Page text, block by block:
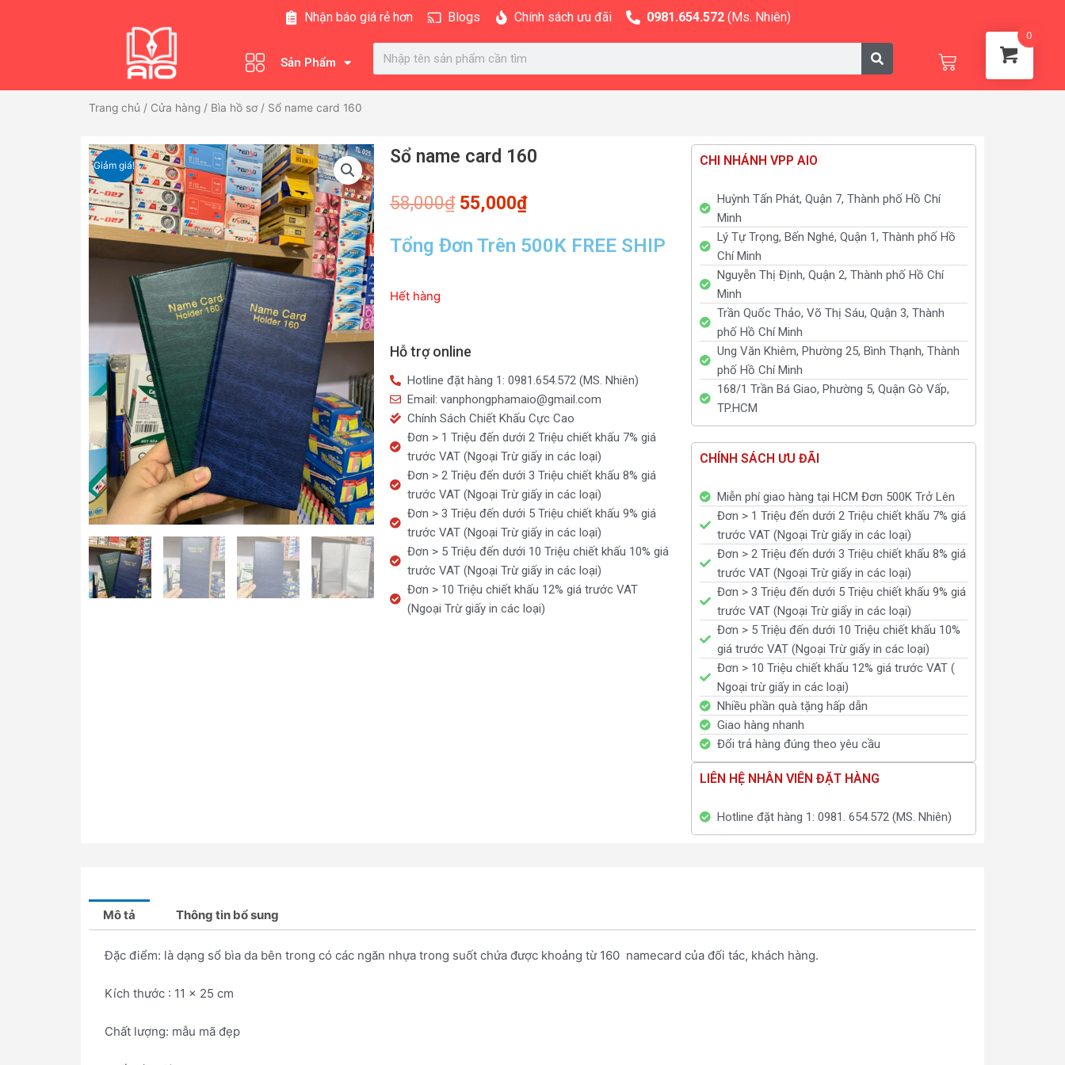
Nhận báo giá rẻ hơn Blogs Chính sách ưu đãi 0981.654.572(Ms. Nhiên)
Sản Phẩm
Search Cart
Trang chủ / Cửa hàng / Bìa hồ sơ / Sổ name card 160
Giảm giá! Sổ name card 160
58,000₫ Giá
là:
55,000₫Giá
tại
Tổng Đơn Trên 500K FREE SHIP
Hết hàng
Hỗ trợ online
Hotline đặt hàng 1: 0981.654.572 (MS. Nhiên)
Email: vanphongphamaio@gmail.com
Chính Sách Chiết Khấu Cực Cao
Đơn > 1 Triệu đến dưới 2 Triệu chiết khấu 7% giá
trước VAT (Ngoại Trừ giấy in các loại)
Đơn > 2 Triệu đến dưới 3 Triệu chiết khấu 8% giá
trước VAT (Ngoại Trừ giấy in các loại)
Đơn > 3 Triệu đến dưới 5 Triệu chiết khấu 9% giá
trước VAT (Ngoại Trừ giấy in các loại)
Đơn > 5 Triệu đến dưới 10 Triệu chiết khấu 10% giá
trước VAT (Ngoại Trừ giấy in các loại)
Đơn > 10 Triệu chiết khấu 12% giá trước VAT
(Ngoại Trừ giấy in các loại)
CHI NHÁNH VPP AIO
Huỳnh Tấn Phát, Quận 7, Thành phố Hồ Chí
Minh
Lý Tự Trọng, Bến Nghé, Quận 1, Thành phố Hồ
Chí Minh
Nguyễn Thị Định, Quận 2, Thành phố Hồ Chí
Minh
Trần Quốc Thảo, Võ Thị Sáu, Quận 3, Thành
phố Hồ Chí Minh
Ung Văn Khiêm, Phường 25, Bình Thạnh, Thành
phố Hồ Chí Minh
168/1 Trần Bá Giao, Phường 5, Quận Gò Vấp,
TP.HCM
CHÍNH SÁCH ƯU ĐÃI
Miễn phí giao hàng tại HCM Đơn 500K Trở Lên
Đơn > 1 Triệu đến dưới 2 Triệu chiết khấu 7% giá
trước VAT (Ngoại Trừ giấy in các loại)
Đơn > 2 Triệu đến dưới 3 Triệu chiết khấu 8% giá
trước VAT (Ngoại Trừ giấy in các loại)
Đơn > 3 Triệu đến dưới 5 Triệu chiết khấu 9% giá
trước VAT (Ngoại Trừ giấy in các loại)
Đơn > 5 Triệu đến dưới 10 Triệu chiết khấu 10%
giá trước VAT (Ngoại Trừ giấy in các loại)
Đơn > 10 Triệu chiết khấu 12% giá trước VAT (
Ngoại trừ giấy in các loại)
Nhiều phần quà tặng hấp dẫn
Giao hàng nhanh
Đổi trả hàng đúng theo yêu cầu
LIÊN HỆ NHÂN VIÊN ĐẶT HÀNG
Hotline đặt hàng 1: 0981. 654.572 (MS. Nhiên)
Mô tả Thông tin bổ sung
Đặc điểm: là dạng sổ bìa da bên trong có các ngăn nhựa trong suốt chứa được khoảng từ 160 namecard của đối tác, khách hàng.
Kích thước : 11 x 25 cm
Chất lượng: mẫu mã đẹp
0